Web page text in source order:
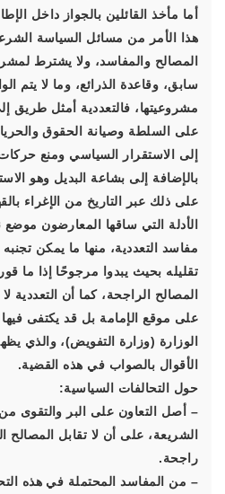
أما مأخذ القائلين بالجواز داخل
هذا الأمر من مسائل السياسة
المصالح والمفاسد، ولا يشترط
سابق، وقاعدة الذرائع، وما لا يتم
مشروعيتها، فالتعددية أمثل طريق
على السلطة وصيانة الحقوق
إلى الاستقرار السياسي ومنع
بالإضافة إلى بشاعة البديل وهو
على ذلك عبر التاريخ من الإغراء
الأدلة التي ساقها المعارضون
مفاسد التعددية، منها ما يمكن تجنبه
تقليله بحيث يبدوا مرجوحًا إذا ما
المصالح الراجحة، كما أن التعددية
على موقع الإمامة بل قد يكتفى
الوزارة (وزارة التفويض)، والذي
الأقوال بالصواب في هذه القضية.
حول التحالفات السياسية:
– أصل التعاون على البر والتقوى من
الشريعة، على أن لا تقابل المصالح
راجحة.
– من المفاسد المحتملة في هذه